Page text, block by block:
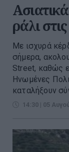
ράλι
Με ισχυρά
σήμερα,
Street, καθώς
Ηνωμένες
καταλήξουν
14:30 | 05